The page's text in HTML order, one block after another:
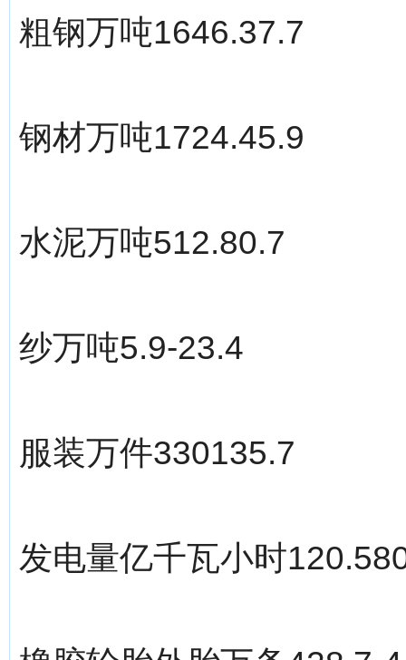
粗钢万吨1646.37.7
钢材万吨1724.45.9
水泥万吨512.80.7
纱万吨5.9-23.4
服装万件330135.7
发电量亿千瓦小时